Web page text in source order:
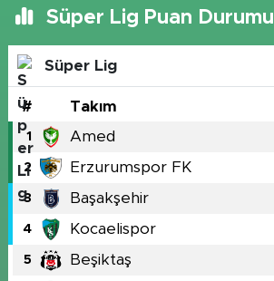
Süper Lig Puan Durumu
Süper Lig
# Takım
1 Amed
2 Erzurumspor FK
3 Başakşehir
4 Kocaelispor
5 Beşiktaş